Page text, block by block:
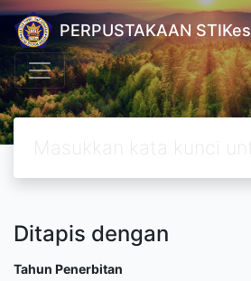
PERPUSTAKAAN
Ditapis dengan
Tahun Penerbitan